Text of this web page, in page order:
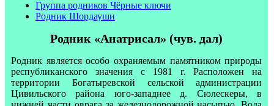
Группа родников Чёрные ключи
Родник Шордауши
Родник «Анатрисал» (чув. дал)
Родник является особо охраняемым памятником природы
республиканского значения с 1981 г. Расположен на
территории Богатыревской сельской администрации
Цивильского района юго-западнее д. Сюлескеры, в